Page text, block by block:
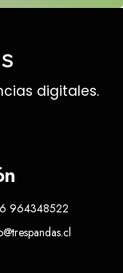
digitales.
964348522